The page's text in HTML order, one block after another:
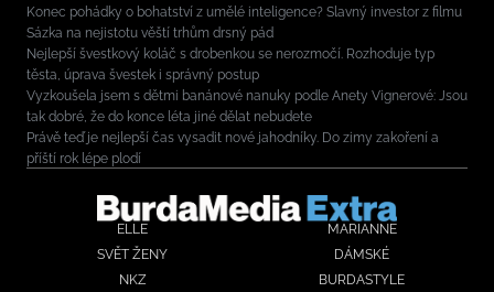
Konec pohádky o bohatství z umělé inteligence? Slavný investor z filmu
Sázka na nejistotu věští trhům drsný pád
Nejlepší švestkový koláč s drobenkou se nerozmočí. Rozhoduje typ
těsta, úprava švestek i správný postup
Vyzkoušela jsem s dětmi banánové nanuky podle Anety Vignerové: Jsou
tak dobré, že do konce léta jiné dělat nebudete
Právě teď je nejlepší čas vysadit nové jahodníky. Do zimy zakoření a
příští rok lépe plodí
ELLE
MARIANNE
SVĚT ŽENY
DÁMSKÉ
NKZ
BURDASTYLE